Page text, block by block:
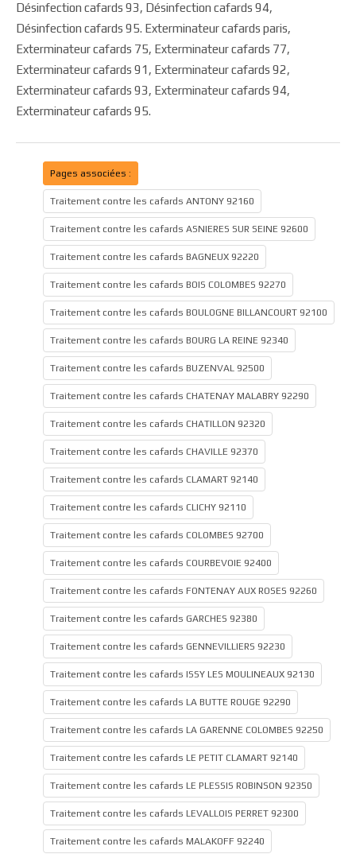
Désinfection cafards 93, Désinfection cafards 94,
Désinfection cafards 95. Exterminateur cafards paris,
Exterminateur cafards 75, Exterminateur cafards 77,
Exterminateur cafards 91, Exterminateur cafards 92,
Exterminateur cafards 93, Exterminateur cafards 94,
Exterminateur cafards 95.
Pages associées :
Traitement contre les cafards ANTONY 92160
Traitement contre les cafards ASNIERES SUR SEINE 92600
Traitement contre les cafards BAGNEUX 92220
Traitement contre les cafards BOIS COLOMBES 92270
Traitement contre les cafards BOULOGNE BILLANCOURT 92100
Traitement contre les cafards BOURG LA REINE 92340
Traitement contre les cafards BUZENVAL 92500
Traitement contre les cafards CHATENAY MALABRY 92290
Traitement contre les cafards CHATILLON 92320
Traitement contre les cafards CHAVILLE 92370
Traitement contre les cafards CLAMART 92140
Traitement contre les cafards CLICHY 92110
Traitement contre les cafards COLOMBES 92700
Traitement contre les cafards COURBEVOIE 92400
Traitement contre les cafards FONTENAY AUX ROSES 92260
Traitement contre les cafards GARCHES 92380
Traitement contre les cafards GENNEVILLIERS 92230
Traitement contre les cafards ISSY LES MOULINEAUX 92130
Traitement contre les cafards LA BUTTE ROUGE 92290
Traitement contre les cafards LA GARENNE COLOMBES 92250
Traitement contre les cafards LE PETIT CLAMART 92140
Traitement contre les cafards LE PLESSIS ROBINSON 92350
Traitement contre les cafards LEVALLOIS PERRET 92300
Traitement contre les cafards MALAKOFF 92240